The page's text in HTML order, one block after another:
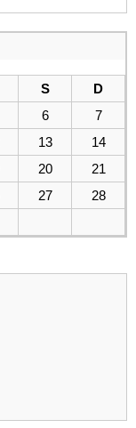
S
D
6
7
13
14
20
21
27
28